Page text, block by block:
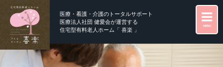
MENU
医療・看護・介護のトータルサポート
医療法人社団 健愛会が運営する
住宅型有料老人ホーム「 喜楽 」